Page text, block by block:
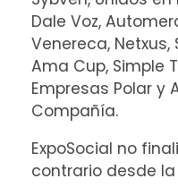
Dale Voz,
Venereca,
Ama Cup, Simple
Empresas Polar y
Compañía.
ExpoSocial no
contrario desde